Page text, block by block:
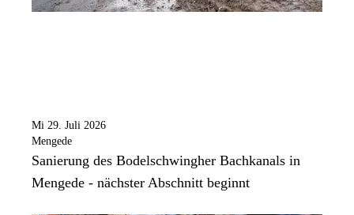
Mi 29. Juli 2026
Mengede
Sanierung des Bodelschwingher Bachkanals in
Mengede - nächster Abschnitt beginnt